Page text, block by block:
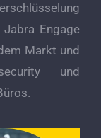
Engage
Markt und
und